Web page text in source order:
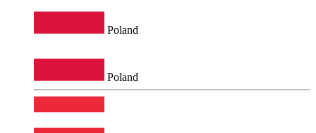
Poland
Poland